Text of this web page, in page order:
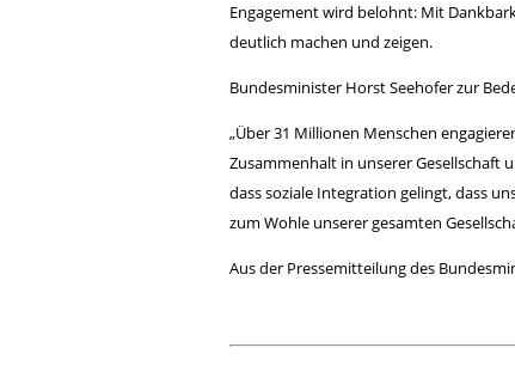
Engagement wird belohnt: Mit
deutlich machen und zeigen.
Bundesminister Horst Seehofer zur
„Über 31 Millionen Menschen
Zusammenhalt in unserer Gesellschaft
dass soziale Integration gelingt, dass
zum Wohle unserer gesamten
Aus der Pressemitteilung des